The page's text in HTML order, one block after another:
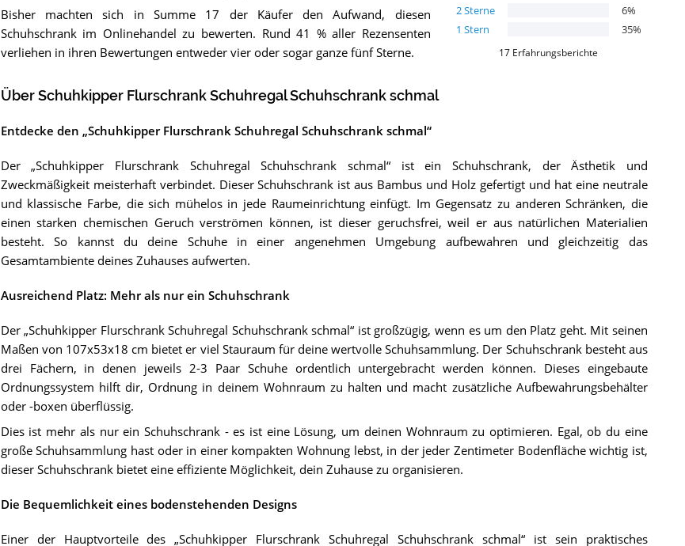
2Sterne 6%
1 Stern 35%
17 Erfahrungsberichte
Bisher machten sich in Summe 17 der Käufer den Aufwand, diesen
Schuhschrank im Onlinehandel zu bewerten. Rund 41 % aller Rezensenten
verliehen in ihren Bewertungen entweder vier oder sogar ganze fünf Sterne.
Über Schuhkipper Flurschrank Schuhregal Schuhschrank schmal
Entdecke den „Schuhkipper Flurschrank Schuhregal Schuhschrank schmal“
Der „Schuhkipper Flurschrank Schuhregal Schuhschrank schmal“ ist ein Schuhschrank, der Ästhetik und
Zweckmäßigkeit meisterhaft verbindet. Dieser Schuhschrank ist aus Bambus und Holz gefertigt und hat eine neutrale
und klassische Farbe, die sich mühelos in jede Raumeinrichtung einfügt. Im Gegensatz zu anderen Schränken, die
einen starken chemischen Geruch verströmen können, ist dieser geruchsfrei, weil er aus natürlichen Materialien
besteht. So kannst du deine Schuhe in einer angenehmen Umgebung aufbewahren und gleichzeitig das
Gesamtambiente deines Zuhauses aufwerten.
Ausreichend Platz: Mehr als nur ein Schuhschrank
Der „Schuhkipper Flurschrank Schuhregal Schuhschrank schmal“ ist großzügig, wenn es um den Platz geht. Mit seinen
Maßen von 107x53x18 cm bietet er viel Stauraum für deine wertvolle Schuhsammlung. Der Schuhschrank besteht aus
drei Fächern, in denen jeweils 2-3 Paar Schuhe ordentlich untergebracht werden können. Dieses eingebaute
Ordnungssystem hilft dir, Ordnung in deinem Wohnraum zu halten und macht zusätzliche Aufbewahrungsbehälter
oder -boxen überflüssig.
Dies ist mehr als nur ein Schuhschrank - es ist eine Lösung, um deinen Wohnraum zu optimieren. Egal, ob du eine
große Schuhsammlung hast oder in einer kompakten Wohnung lebst, in der jeder Zentimeter Bodenfläche wichtig ist,
dieser Schuhschrank bietet eine effiziente Möglichkeit, dein Zuhause zu organisieren.
Die Bequemlichkeit eines bodenstehenden Designs
Einer der Hauptvorteile des „Schuhkipper Flurschrank Schuhregal Schuhschrank schmal“ ist sein praktisches